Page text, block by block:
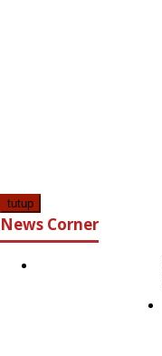
tutup
News Corner